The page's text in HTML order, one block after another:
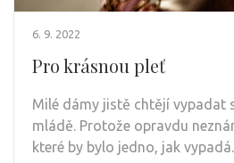
6. 9. 2022
Pro krásnou pleť
Milé dámy jistě chtějí vypadat
mládě. Protože opravdu
které by bylo jedno, jak